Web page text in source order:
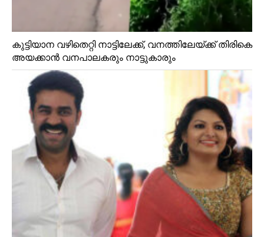
കുട്ടിയാന വഴിതെറ്റി നാട്ടിലേക്ക്, വനത്തിലേയ്ക്ക് തിരികെ
അയക്കാൻ വനപാലകരും നാട്ടുകാരും